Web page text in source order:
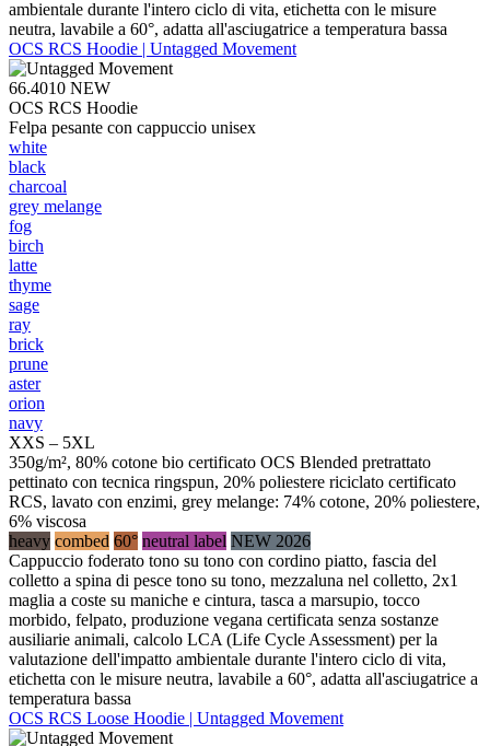
ambientale durante l'intero ciclo di vita, etichetta con le misure
neutra, lavabile a 60°, adatta all'asciugatrice a temperatura bassa
OCS RCS Hoodie | Untagged Movement
66.4010 NEW
OCS RCS Hoodie
Felpa pesante con cappuccio unisex
white
black
charcoal
grey melange
fog
birch
latte
thyme
sage
ray
brick
prune
aster
orion
navy
XXS – 5XL
350g/m², 80% cotone bio certificato OCS Blended pretrattato
pettinato con tecnica ringspun, 20% poliestere riciclato certificato
RCS, lavato con enzimi, grey melange: 74% cotone, 20% poliestere,
6% viscosa
heavy combed 60° neutral label NEW 2026
Cappuccio foderato tono su tono con cordino piatto, fascia del
colletto a spina di pesce tono su tono, mezzaluna nel colletto, 2x1
maglia a coste su maniche e cintura, tasca a marsupio, tocco
morbido, felpato, produzione vegana certificata senza sostanze
ausiliarie animali, calcolo LCA (Life Cycle Assessment) per la
valutazione dell'impatto ambientale durante l'intero ciclo di vita,
etichetta con le misure neutra, lavabile a 60°, adatta all'asciugatrice a
temperatura bassa
OCS RCS Loose Hoodie | Untagged Movement